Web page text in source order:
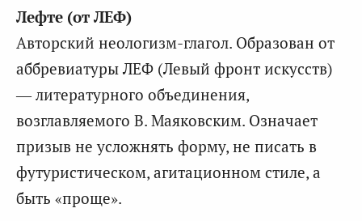
Лефте (от ЛЕФ)
Авторский неологизм-глагол. Образован от
аббревиатуры ЛЕФ (Левый фронт искусств)
— литературного объединения,
возглавляемого В. Маяковским. Означает
призыв не усложнять форму, не писать в
футуристическом, агитационном стиле, а
быть «проще».